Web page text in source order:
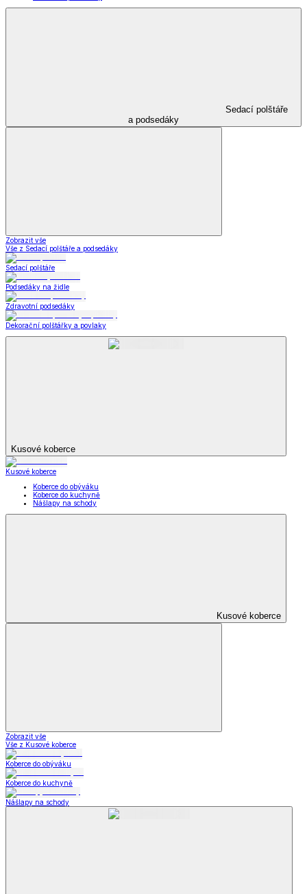
Sedací polštáře
a podsedáky
Zobrazit vše
Vše z Sedací polštáře a podsedáky
Sedací polštáře
Podsedáky na židle
Zdravotní podsedáky
Dekorační polštářky a povlaky
Kusové koberce
Kusové koberce
Koberce do obýváku
Koberce do kuchyně
Nášlapy na schody
Kusové koberce
Zobrazit vše
Vše z Kusové koberce
Koberce do obýváku
Koberce do kuchyně
Nášlapy na schody